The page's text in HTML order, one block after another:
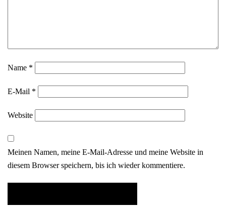
Name *
E-Mail *
Website
Meinen Namen, meine E-Mail-Adresse und meine Website in
diesem Browser speichern, bis ich wieder kommentiere.